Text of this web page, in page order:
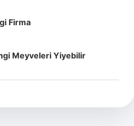
Firma
Meyveleri Yiyebilir